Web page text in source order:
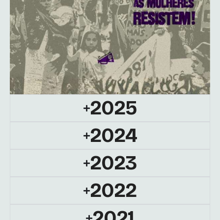
2025
2024
2023
2022